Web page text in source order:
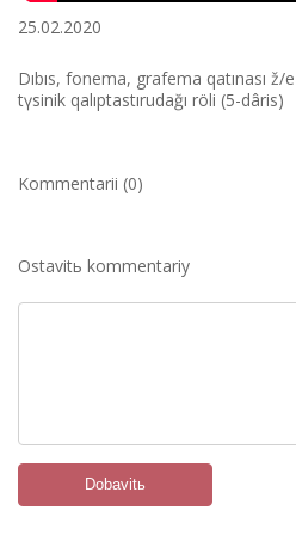
25.02.2020
Dıbıs, fonema, grafema qatınası ž/e
tүsіnіk qalıptastırudağı rölі (5-dârіs)
Kommentarii (0)
Ostavitь kommentariy
Dobavitь